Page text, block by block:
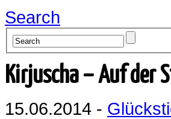
Search
Kirjuscha – Auf der
15.06.2014 -